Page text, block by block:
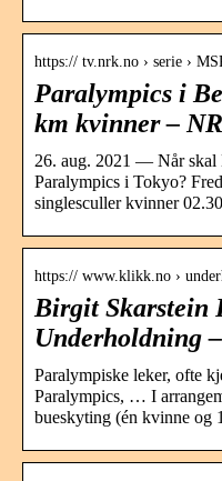
https:// tv.nrk.no › serie ›
Paralympics i
km kvinner –
26. aug. 2021 — Når skal
Paralympics i Tokyo?
singlesculler kvinner 02.30
https:// www.klikk.no ›
Birgit Skarstein
Underholdning
Paralympiske leker, ofte
Paralympics, … I
bueskyting (én kvinne og